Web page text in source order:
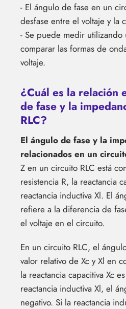
- El ángulo de fase en un
desfase entre el voltaje y la
- Se puede medir utilizando
comparar las formas de
voltaje.
¿Cuál es la relación
de fase y la
RLC?
El ángulo de fase y la
relacionados en un
Z en un circuito RLC está
resistencia R, la reactancia
reactancia inductiva Xl. El
refiere a la diferencia de
el voltaje en el circuito.
En un circuito RLC, el
valor relativo de Xc y Xl en
la reactancia capacitiva Xc
reactancia inductiva Xl, el
negativo. Si la reactancia